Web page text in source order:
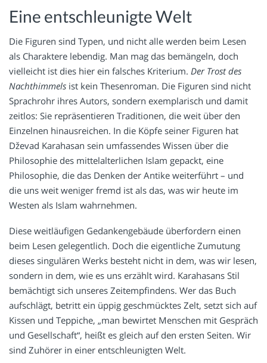
Eine entschleunigte Welt
Die Figuren sind Typen, und nicht alle werden beim Lesen
als Charaktere lebendig. Man mag das bemängeln, doch
vielleicht ist dies hier ein falsches Kriterium. Der Trost des
Nachthimmels ist kein Thesenroman. Die Figuren sind nicht
Sprachrohr ihres Autors, sondern exemplarisch und damit
zeitlos: Sie repräsentieren Traditionen, die weit über den
Einzelnen hinausreichen. In die Köpfe seiner Figuren hat
Dževad Karahasan sein umfassendes Wissen über die
Philosophie des mittelalterlichen Islam gepackt, eine
Philosophie, die das Denken der Antike weiterführt – und
die uns weit weniger fremd ist als das, was wir heute im
Westen als Islam wahrnehmen.
Diese weitläufigen Gedankengebäude überfordern einen
beim Lesen gelegentlich. Doch die eigentliche Zumutung
dieses singulären Werks besteht nicht in dem, was wir lesen,
sondern in dem, wie es uns erzählt wird. Karahasans Stil
bemächtigt sich unseres Zeitempfindens. Wer das Buch
aufschlägt, betritt ein üppig geschmücktes Zelt, setzt sich auf
Kissen und Teppiche, „man bewirtet Menschen mit Gespräch
und Gesellschaft“, heißt es gleich auf den ersten Seiten. Wir
sind Zuhörer in einer entschleunigten Welt.